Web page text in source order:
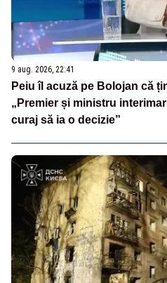
9 aug. 2026, 22:41
Peiu îl acuză pe Bolojan că
„Premier și ministru
curaj să ia o decizie”